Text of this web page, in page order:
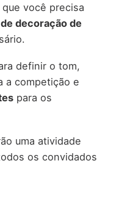
você precisa
decoração de
definir o tom,
a competição e
para os
uma atividade
os convidados